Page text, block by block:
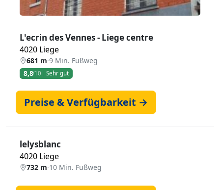
L'ecrin des Vennes - Liege centre
4020 Liege
681 m·9 Min. Fußweg
8,8/10 Sehr gut
Preise & Verfügbarkeit →
lelysblanc
4020 Liege
732 m·10 Min. Fußweg